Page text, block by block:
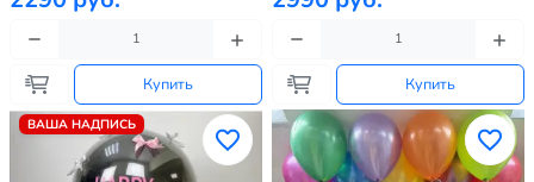
Купить Купить
ВАША НАДПИСЬ